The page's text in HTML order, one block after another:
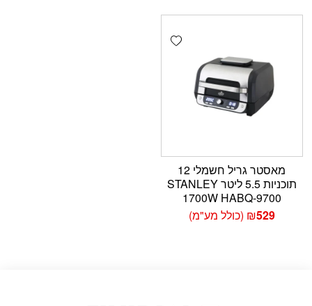
Add wishlist
מאסטר גריל חשמלי 12
תוכניות 5.5 ליטר STANLEY
1700W HABQ-9700
₪529 (כולל מע"מ)